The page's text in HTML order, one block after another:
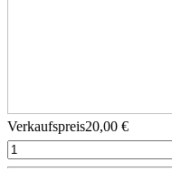
Verkaufspreis20,00 €